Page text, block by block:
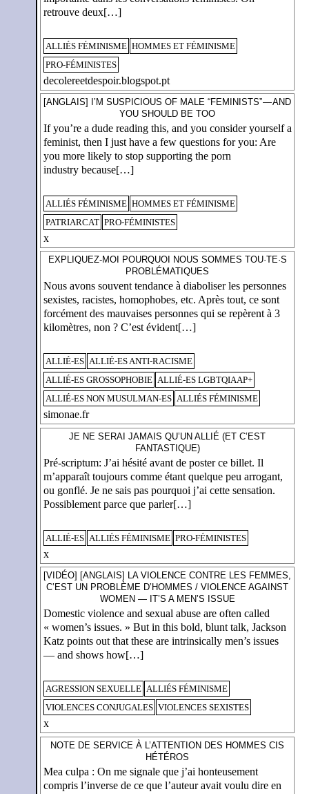
retrouve deux[…]
ALLIÉS FÉMINISME HOMMES ET FÉMINISME
PRO-FÉMINISTES
decolereetdespoir.blogspot.pt
[ANGLAIS] I’M SUSPICIOUS OF MALE “FEMINISTS” — AND
YOU SHOULD BE TOO
If you’re a dude reading this, and you consider yourself a
feminist, then I just have a few questions for you: Are
you more likely to stop supporting the porn
industry because[…]
ALLIÉS FÉMINISME HOMMES ET FÉMINISME
PATRIARCAT PRO-FÉMINISTES
x
EXPLIQUEZ-MOI POURQUOI NOUS SOMMES TOU·TE·S
PROBLÉMATIQUES
Nous avons souvent tendance à diaboliser les personnes
sexistes, racistes, homophobes, etc. Après tout, ce sont
forcément des mauvaises personnes qui se repèrent à 3
kilomètres, non ? C’est évident[…]
ALLIÉ-ES ALLIÉ-ES ANTI-RACISME
ALLIÉ-ES GROSSOPHOBIE ALLIÉ-ES LGBTQIAAP+
ALLIÉ-ES NON MUSULMAN-ES ALLIÉS FÉMINISME
simonae.fr
JE NE SERAI JAMAIS QU’UN ALLIÉ (ET C’EST
FANTASTIQUE)
Pré-scriptum: J’ai hésité avant de poster ce billet. Il
m’apparaît toujours comme étant quelque peu arrogant,
ou gonflé. Je ne sais pas pourquoi j’ai cette sensation.
Possiblement parce que parler[…]
ALLIÉ-ES ALLIÉS FÉMINISME PRO-FÉMINISTES
x
[VIDÉO] [ANGLAIS] LA VIOLENCE CONTRE LES FEMMES,
C’EST UN PROBLÈME D’HOMMES / VIOLENCE AGAINST
WOMEN — IT’S A MEN’S ISSUE
Domestic violence and sexual abuse are often called
« women’s issues. » But in this bold, blunt talk, Jackson
Katz points out that these are intrinsically men’s issues
— and shows how[…]
AGRESSION SEXUELLE ALLIÉS FÉMINISME
VIOLENCES CONJUGALES VIOLENCES SEXISTES
x
NOTE DE SERVICE À L’ATTENTION DES HOMMES CIS
HÉTÉROS
Mea culpa : On me signale que j’ai honteusement
compris l’inverse de ce que l’auteur avait voulu dire en